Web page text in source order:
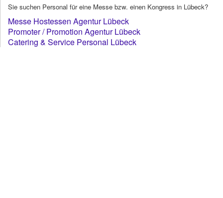
Sie suchen Personal für eine Messe bzw. einen Kongress in Lübeck?
Messe Hostessen Agentur Lübeck
Promoter / Promotion Agentur Lübeck
Catering & Service Personal Lübeck